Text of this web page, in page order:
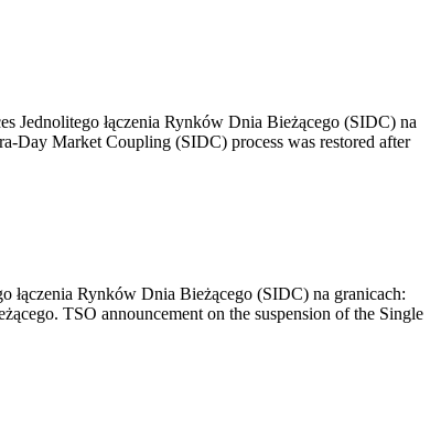
Jednolitego łączenia Rynków Dnia Bieżącego (SIDC) na
Day Market Coupling (SIDC) process was restored after
łączenia Rynków Dnia Bieżącego (SIDC) na granicach:
TSO announcement on the suspension of the Single